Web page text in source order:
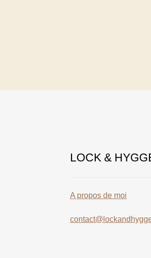
LOCK &
A propos de moi